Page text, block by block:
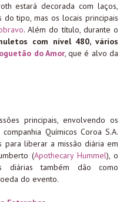
estará decorada com laços,
do tipo, mas os locais principais
. Além do título, durante o
com nível 480, vários
do Amor, que é alvo da
principais, envolvendo os
Químicos Coroa S.A.
para liberar a missão diária em
(Apothecary Hummel), o
diárias também dão como
do evento.